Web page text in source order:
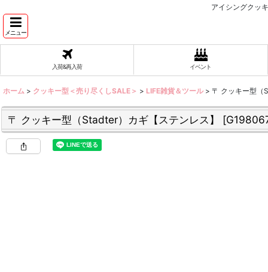
アイシングクッ
メニュー
入荷&再入荷 イベント
ホーム > クッキー型＜売り尽くしSALE＞ > LIFE雑貨＆ツール > 〒 クッキー型（
〒 クッキー型（Stadter）カギ【ステンレス】 [